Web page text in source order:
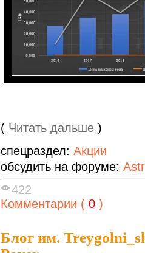
( Читать дальше )
спецраздел: Акции
обсудить на форуме:
422
Комментарии ( 0 )
Блог им.